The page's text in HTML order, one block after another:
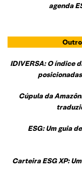
agenda
IDIVERSA: O índice
Cúpula da
ESG: Um guia
Carteira ESG XP: